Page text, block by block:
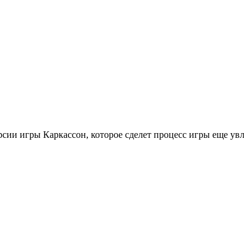
игры Каркассон, которое сделет процесс игры еще